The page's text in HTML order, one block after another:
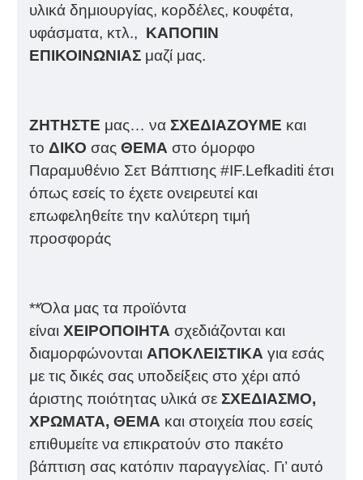
υλικά δημιουργίας, κορδέλες, κουφέτα,
υφάσματα, κτλ., ΚΑΠΟΠΙΝ
ΕΠΙΚΟΙΝΩΝΙΑΣ μαζί μας.
ΖΗΤΗΣΤΕ μας… να ΣΧΕΔΙΑΖΟΥΜΕ και
το ΔΙΚΟ σας ΘΕΜΑ στο όμορφο
Παραμυθένιο Σετ Βάπτισης #IF.Lefkaditi έτσι
όπως εσείς το έχετε ονειρευτεί και
επωφεληθείτε την καλύτερη τιμή
προσφοράς
**Όλα μας τα προϊόντα
είναι ΧΕΙΡΟΠΟΙΗΤΑ σχεδιάζονται και
διαμορφώνονται ΑΠΟΚΛΕΙΣΤΙΚΑ για εσάς
με τις δικές σας υποδείξεις στο χέρι από
άριστης ποιότητας υλικά σε ΣΧΕΔΙΑΣΜΟ,
ΧΡΩΜΑΤΑ, ΘΕΜΑ και στοιχεία που εσείς
επιθυμείτε να επικρατούν στο πακέτο
βάπτιση σας κατόπιν παραγγελίας. Γι’ αυτό